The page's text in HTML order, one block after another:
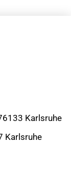
Karlsruhe
Karlsruhe